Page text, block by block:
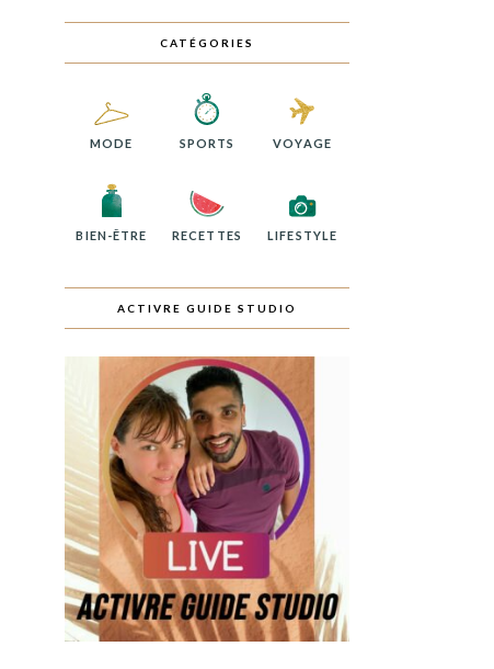
CATÉGORIES
MODE SPORTS VOYAGE
BIEN-ÊTRE RECETTES LIFESTYLE
ACTIVRE GUIDE STUDIO